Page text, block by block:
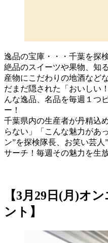
逸品の宝庫・・・千葉を探
絶品のスイーツや果物、知
産物にこだわりの地酒など
だまだ隠された「おいしい
んな逸品、名品を毎週１つ
ー！
千葉県内の生産者が丹精込
らない」「こんな魅力があ
ン”を探検隊長、お笑い芸人
サーチ！毎週その魅力を生
【3月29日(月)オ
ント】